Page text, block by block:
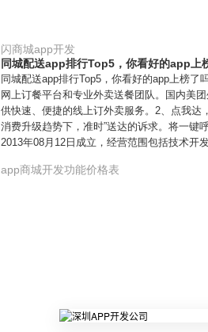
闪商城app开发
同城配送app排行Top5，你看好的app上
同城配送app排行Top5，你看好的app上榜
网上订餐平台和专业外卖送餐团队。国内美
供快速、便捷的线上订外卖服务。2、点我
消费升级趋势下，准时”送达的诉求。将一键
2013年08月12日成立，经营范围包括技术开
app商城开发功能价格表